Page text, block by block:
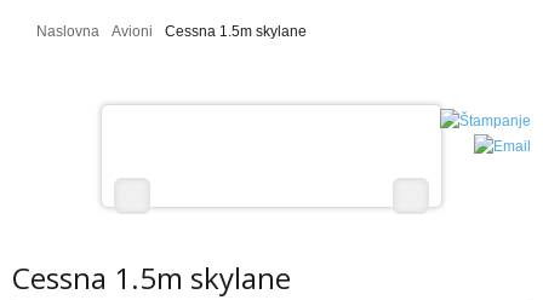
Projekti - uradi sam
Projekti - uradi sam
Naslovna Avioni Cessna 1.5m skylane
Cessna 1.5m skylane